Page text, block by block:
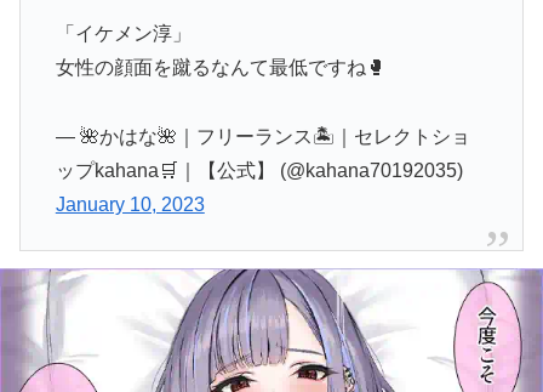
「イケメン淳」
女性の顔面を蹴るなんて最低ですね🥊
— 🌺かはな🌺｜フリーランス🏝｜セレクトショ
ップkahana🛒｜【公式】 (@kahana70192035)
January 10, 2023